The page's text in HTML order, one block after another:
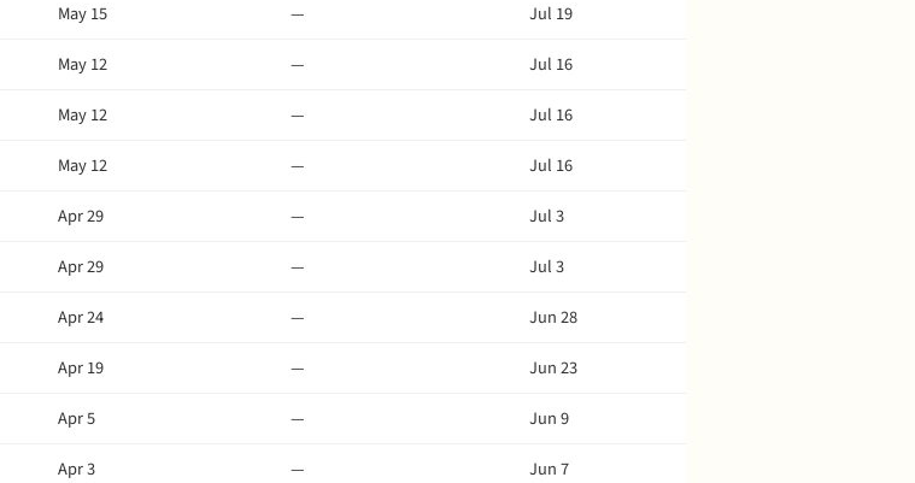
May 15 —
Jul 19
May 12 —
Jul 16
May 12 —
Jul 16
May 12 —
Jul 16
Apr 29 —
Jul 3
Apr 29 —
Jul 3
Apr 24 —
Jun 28
Apr 19 —
Jun 23
Apr 5 —
Jun 9
Apr 3 —
Jun 7